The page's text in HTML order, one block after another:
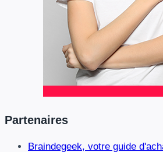
Partenaires
Braindegeek, votre guide